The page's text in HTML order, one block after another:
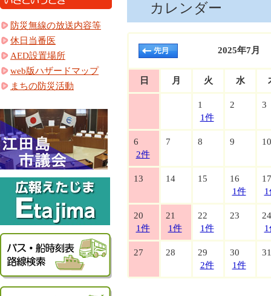
カレンダー
2025年7月
日 月 火 水
1
1件
2 3
6
2件
7 8 9 10
13 14 15
16
1件
17
20
1件
21
1件
22
1件
23
24
27 28
29
2件
30
1件
31
防災無線の放送内容等
休日当番医
AED設置場所
web版ハザードマップ
まちの防災活動